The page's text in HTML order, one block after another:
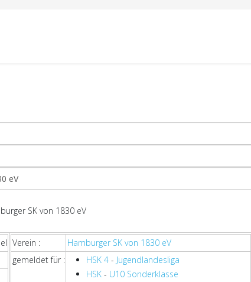
SK von 1830 eV
Verein :
Hamburger SK von 1830 eV
gemeldet für :
HSK 4- Jugendlandesliga
HSK- U10 Sonderklasse